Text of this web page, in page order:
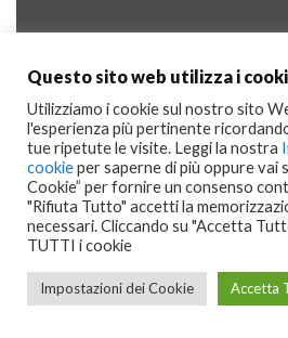
Questo sito web utilizza i
Utilizziamo i cookie sul nostro sito
l'esperienza più pertinente
tue ripetute le visite. Leggi la nostra
cookieper saperne di più oppure vai
Cookie” per fornire un consenso
"Rifiuta Tutto" accetti la
necessari. Cliccando su "Accetta
TUTTI i cookie
Impostazioni dei Cookie Accetta